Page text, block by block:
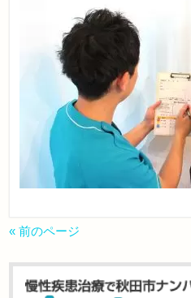
« 前のページ